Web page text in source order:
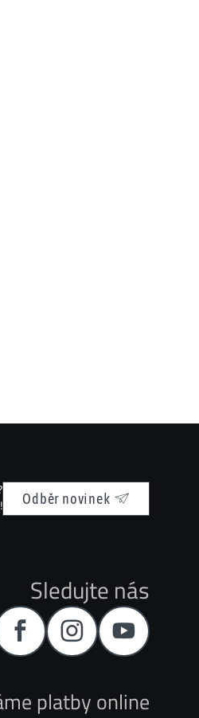
Odběr novinek
Sledujte nás
platby online